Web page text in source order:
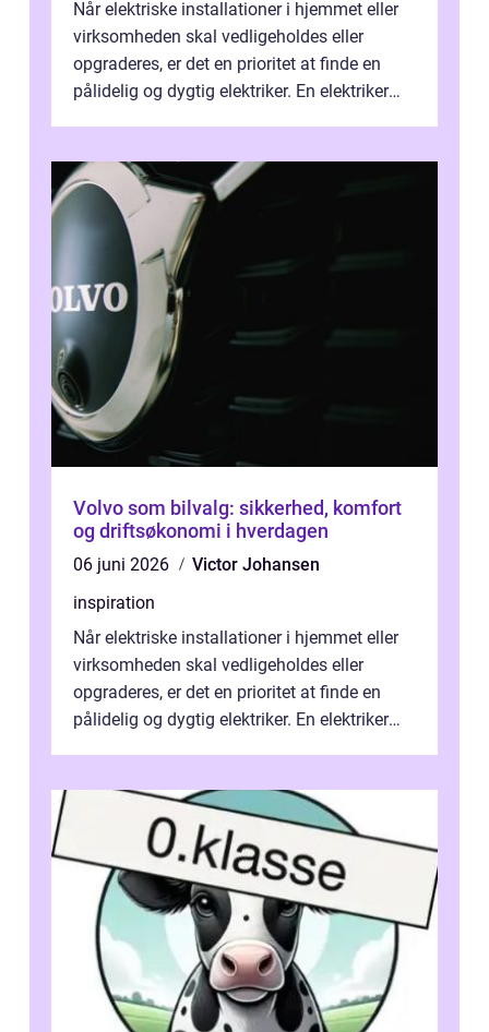
Når elektriske installationer i hjemmet eller
virksomheden skal vedligeholdes eller
opgraderes, er det en prioritet at finde en
pålidelig og dygtig elektriker. En elektriker
Volvo som bilvalg: sikkerhed, komfort
og driftsøkonomi i hverdagen
06 juni 2026
Victor Johansen
inspiration
Når elektriske installationer i hjemmet eller
virksomheden skal vedligeholdes eller
opgraderes, er det en prioritet at finde en
pålidelig og dygtig elektriker. En elektriker